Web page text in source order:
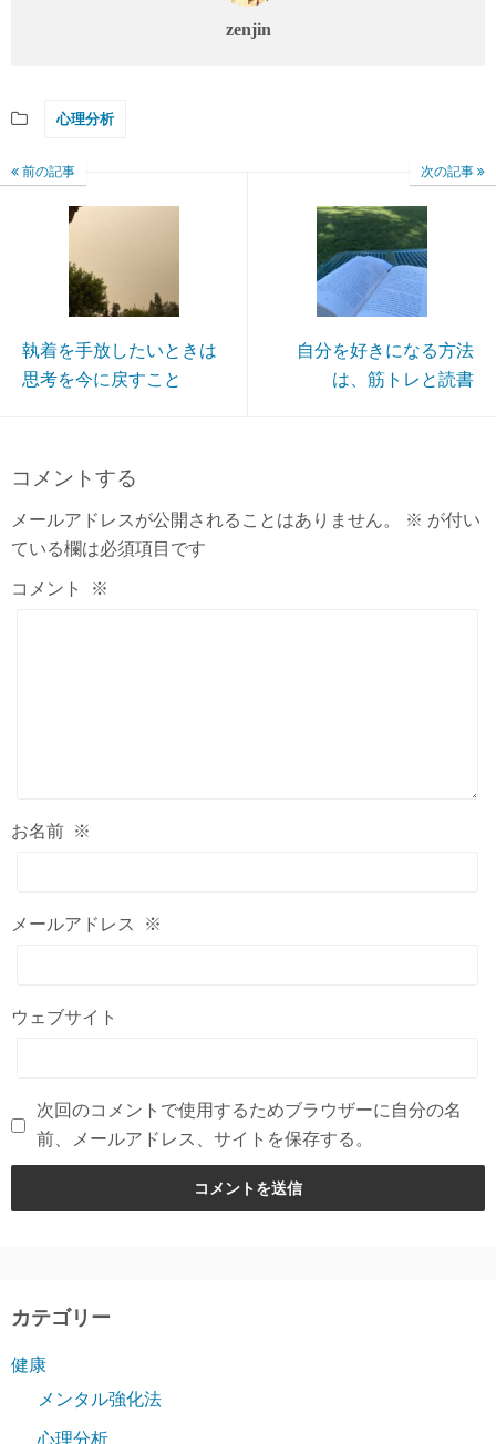
zenjin
心理分析
前の記事
執着を手放したいときは
思考を今に戻すこと
次の記事
自分を好きになる方法
は、筋トレと読書
コメントする
メールアドレスが公開されることはありません。 ※ が付い
ている欄は必須項目です
コメント ※
お名前 ※
メールアドレス ※
ウェブサイト
次回のコメントで使用するためブラウザーに自分の名
前、メールアドレス、サイトを保存する。
カテゴリー
健康
メンタル強化法
心理分析